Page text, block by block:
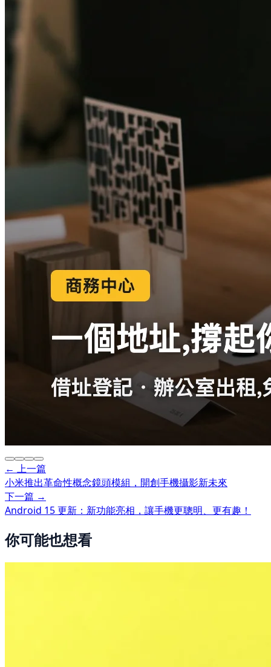
← 上一篇
小米推出革命性概念鏡頭模組，開創手機攝影新未來
下一篇 →
Android 15 更新：新功能亮相，讓手機更聰明、更有趣！
你可能也想看